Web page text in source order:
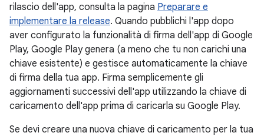
rilascio dell'app, consulta la pagina Preparare e
implementare la release. Quando pubblichi l'app dopo
aver configurato la funzionalità di firma dell'app di Google
Play, Google Play genera (a meno che tu non carichi una
chiave esistente) e gestisce automaticamente la chiave
di firma della tua app. Firma semplicemente gli
aggiornamenti successivi dell'app utilizzando la chiave di
caricamento dell'app prima di caricarla su Google Play.
Se devi creare una nuova chiave di caricamento per la tua